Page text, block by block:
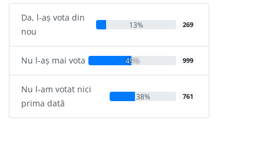
Da, l-aș vota din
nou
13% 269
Nu l-aș mai vota 49% 999
Nu l-am votat nici
prima dată
38% 761